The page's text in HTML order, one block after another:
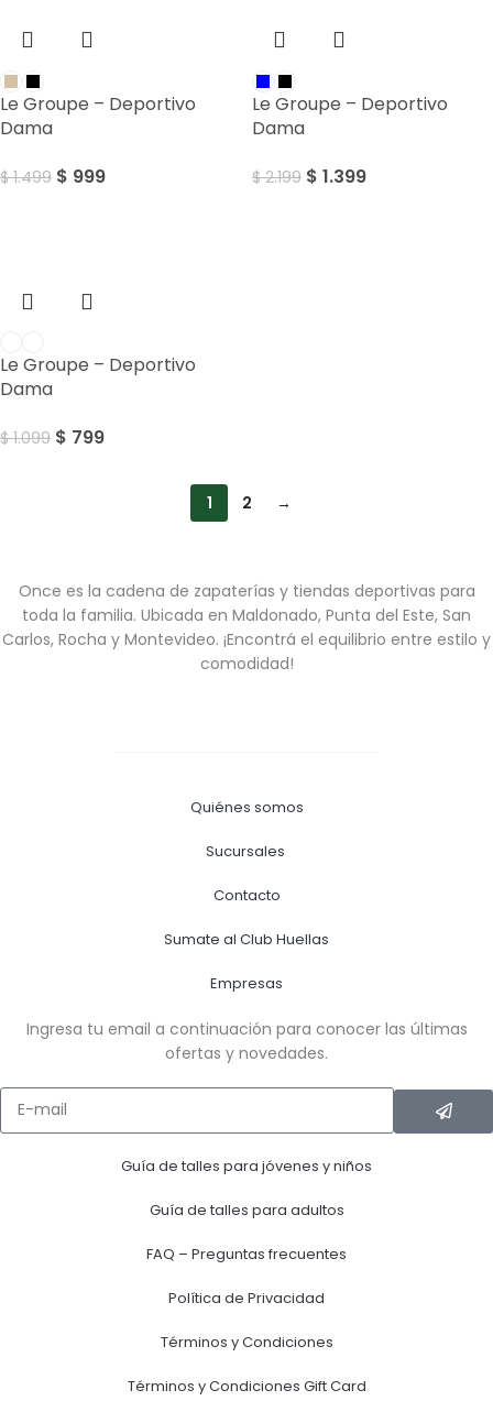
Le Groupe – Deportivo
Dama
$1.499 $ 999
Le Groupe – Deportivo
Dama
$2.199 $ 1.399
Le Groupe – Deportivo
Dama
$1.099 $ 799
1 2 →
Once es la cadena de zapaterías y tiendas deportivas para
toda la familia. Ubicada en Maldonado, Punta del Este, San
Carlos, Rocha y Montevideo. ¡Encontrá el equilibrio entre estilo y
comodidad!
Quiénes somos
Sucursales
Contacto
Sumate al Club Huellas
Empresas
Ingresa tu email a continuación para conocer las últimas
ofertas y novedades.
Guía de talles para jóvenes y niños
Guía de talles para adultos
FAQ – Preguntas frecuentes
Política de Privacidad
Términos y Condiciones
Términos y Condiciones Gift Card